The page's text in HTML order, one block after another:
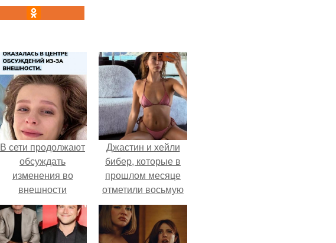
В сети продолжают
обсуждать
изменения во
внешности
актрисы.
Джастин и хейли
бибер, которые в
прошлом месяце
отметили восьмую
годовщину
помолвки, показали
новые фото с